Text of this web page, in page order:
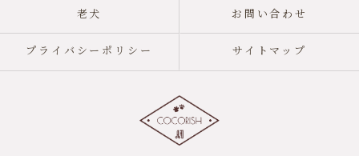
老犬 お問い合わせ
プライバシーポリシー サイトマップ